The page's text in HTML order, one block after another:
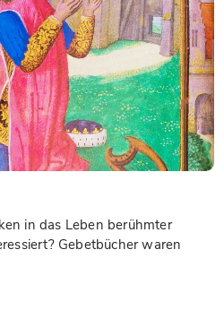
in das Leben berühmter
Gebetbücher waren